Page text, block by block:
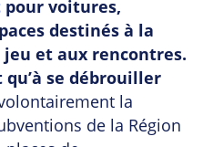
voitures,
destinés à la
et aux rencontres.
se débrouiller
la
de la Région